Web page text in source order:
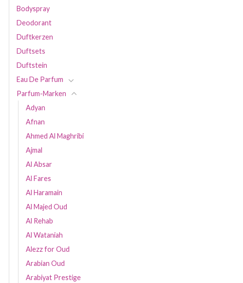
Bodyspray
Deodorant
Duftkerzen
Duftsets
Duftstein
Eau De Parfum
Parfum-Marken
Adyan
Afnan
Ahmed Al Maghribi
Ajmal
Al Absar
Al Fares
Al Haramain
Al Majed Oud
Al Rehab
Al Wataniah
Alezz for Oud
Arabian Oud
Arabiyat Prestige